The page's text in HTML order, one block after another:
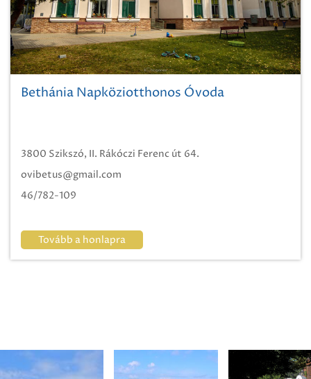
Bethánia Napköziotthonos Óvoda
3800 Szikszó, II. Rákóczi Ferenc út 64.
ovibetus@gmail.com
46/782-109
Tovább a honlapra